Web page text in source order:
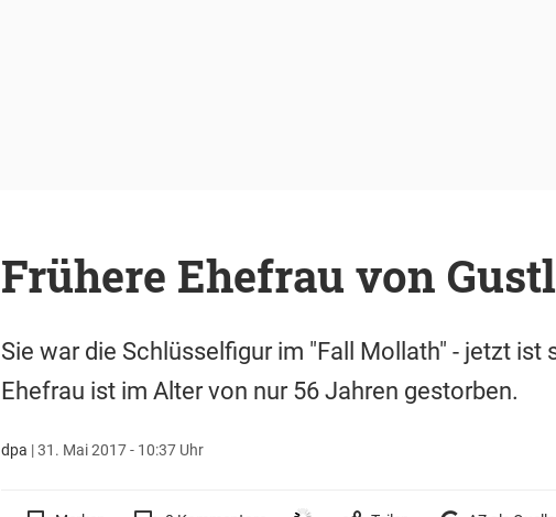
Frühere Ehefrau von
Sie war die Schlüsselfigur im "Fall Mollath" - jetzt ist
Ehefrau ist im Alter von nur 56 Jahren gestorben.
dpa |31. Mai 2017 - 10:37 Uhr